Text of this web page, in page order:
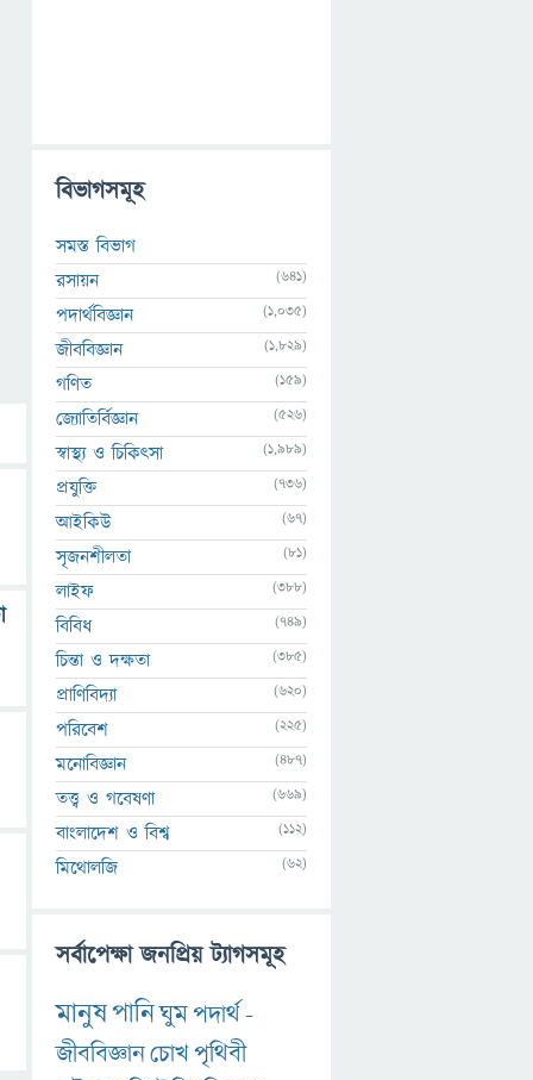
বিভাগসমূহ
সমস্ত বিভাগ
রসায়ন
(641)
পদার্থবিজ্ঞান (1,035)
জীববিজ্ঞান (1,829)
গণিত (159)
জ্যোতির্বিজ্ঞান (526)
স্বাস্থ্য ও চিকিৎসা (1,989)
প্রযুক্তি (736)
আইকিউ (67)
সৃজনশীলতা (81)
লাইফ (388)
বিবিধ (749)
চিন্তা ও দক্ষতা (385)
প্রাণিবিদ্যা (620)
পরিবেশ (225)
মনোবিজ্ঞান (487)
তত্ত্ব ও গবেষণা (669)
বাংলাদেশ ও বিশ্ব (112)
মিথোলজি (62)
সর্বাপেক্ষা জনপ্রিয় ট্যাগসমূহ
মানুষপানিঘুমপদার্থ-
জীববিজ্ঞানচোখপৃথিবী